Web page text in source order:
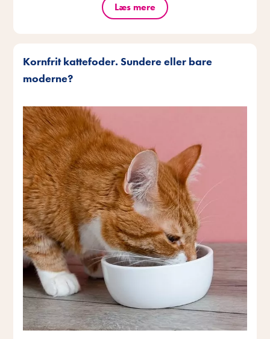
Læs mere
Kornfrit kattefoder. Sundere eller bare
moderne?